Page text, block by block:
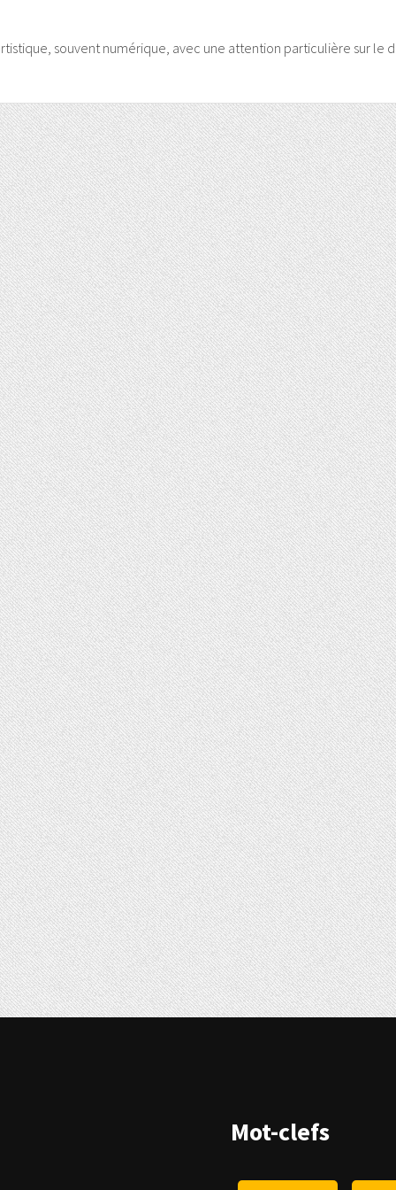
souvent numérique, avec une attention particulière sur le
Mot-clefs